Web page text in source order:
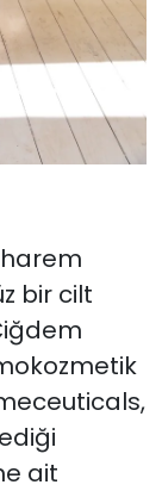
harem
bir cilt
ait